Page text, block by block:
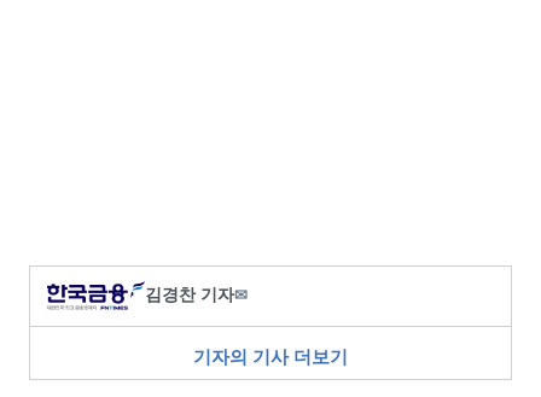
김경찬 기자✉
기자의 기사 더보기